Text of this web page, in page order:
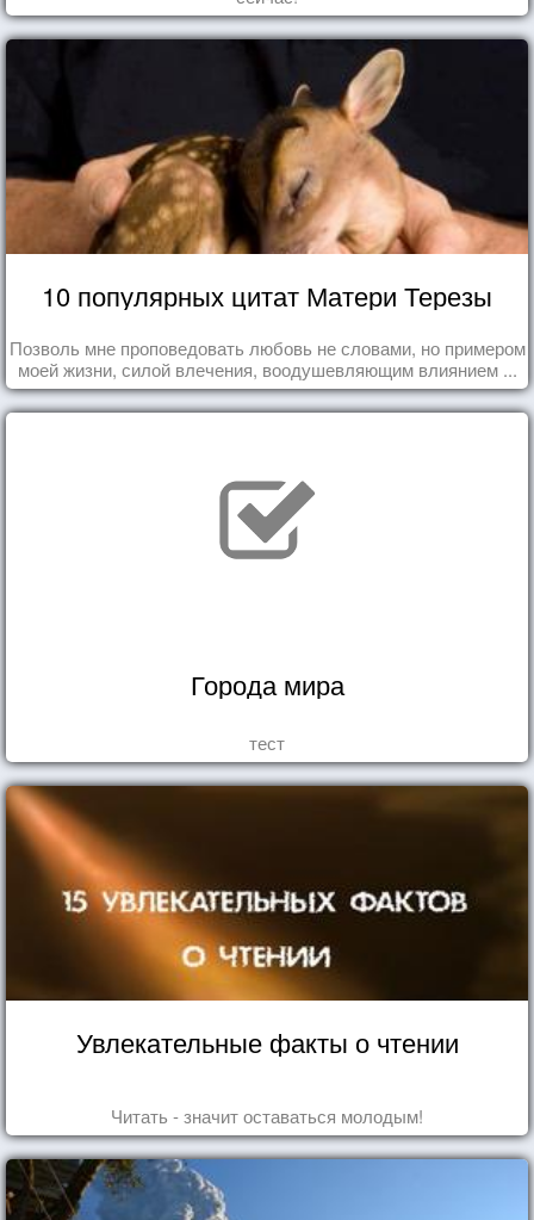
10 популярных цитат Матери Терезы
Позволь мне проповедовать любовь не словами, но примером
моей жизни, силой влечения, воодушевляющим влиянием ...
Города мира
тест
Увлекательные факты о чтении
Читать - значит оставаться молодым!